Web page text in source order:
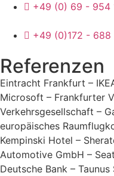
+49 (0) 69 - 954
+49 (0)172 - 688
Referenzen
Eintracht Frankfurt –
Microsoft – Frankfurter
Verkehrsgesellschaft –
europäisches
Kempinski Hotel –
Automotive GmbH –
Deutsche Bank –